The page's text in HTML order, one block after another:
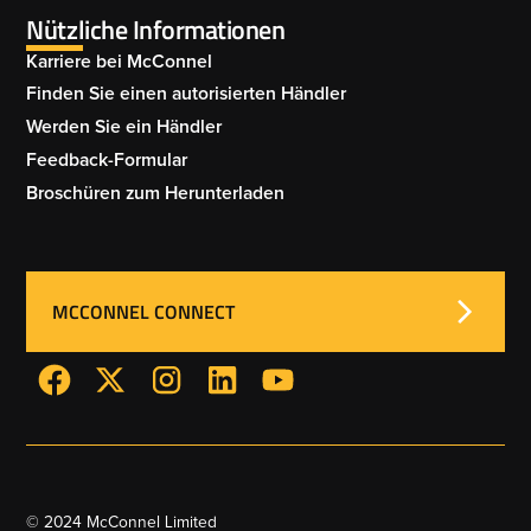
PA6565T 003
PA8085T 003
PA8085 TELE-VFR 001
BARRIER MOWER 005
Nützliche Informationen
Karriere bei McConnel
Finden Sie einen autorisierten Händler
Werden Sie ein Händler
Feedback-Formular
Broschüren zum Herunterladen
MCCONNEL CONNECT
© 2024 McConnel Limited